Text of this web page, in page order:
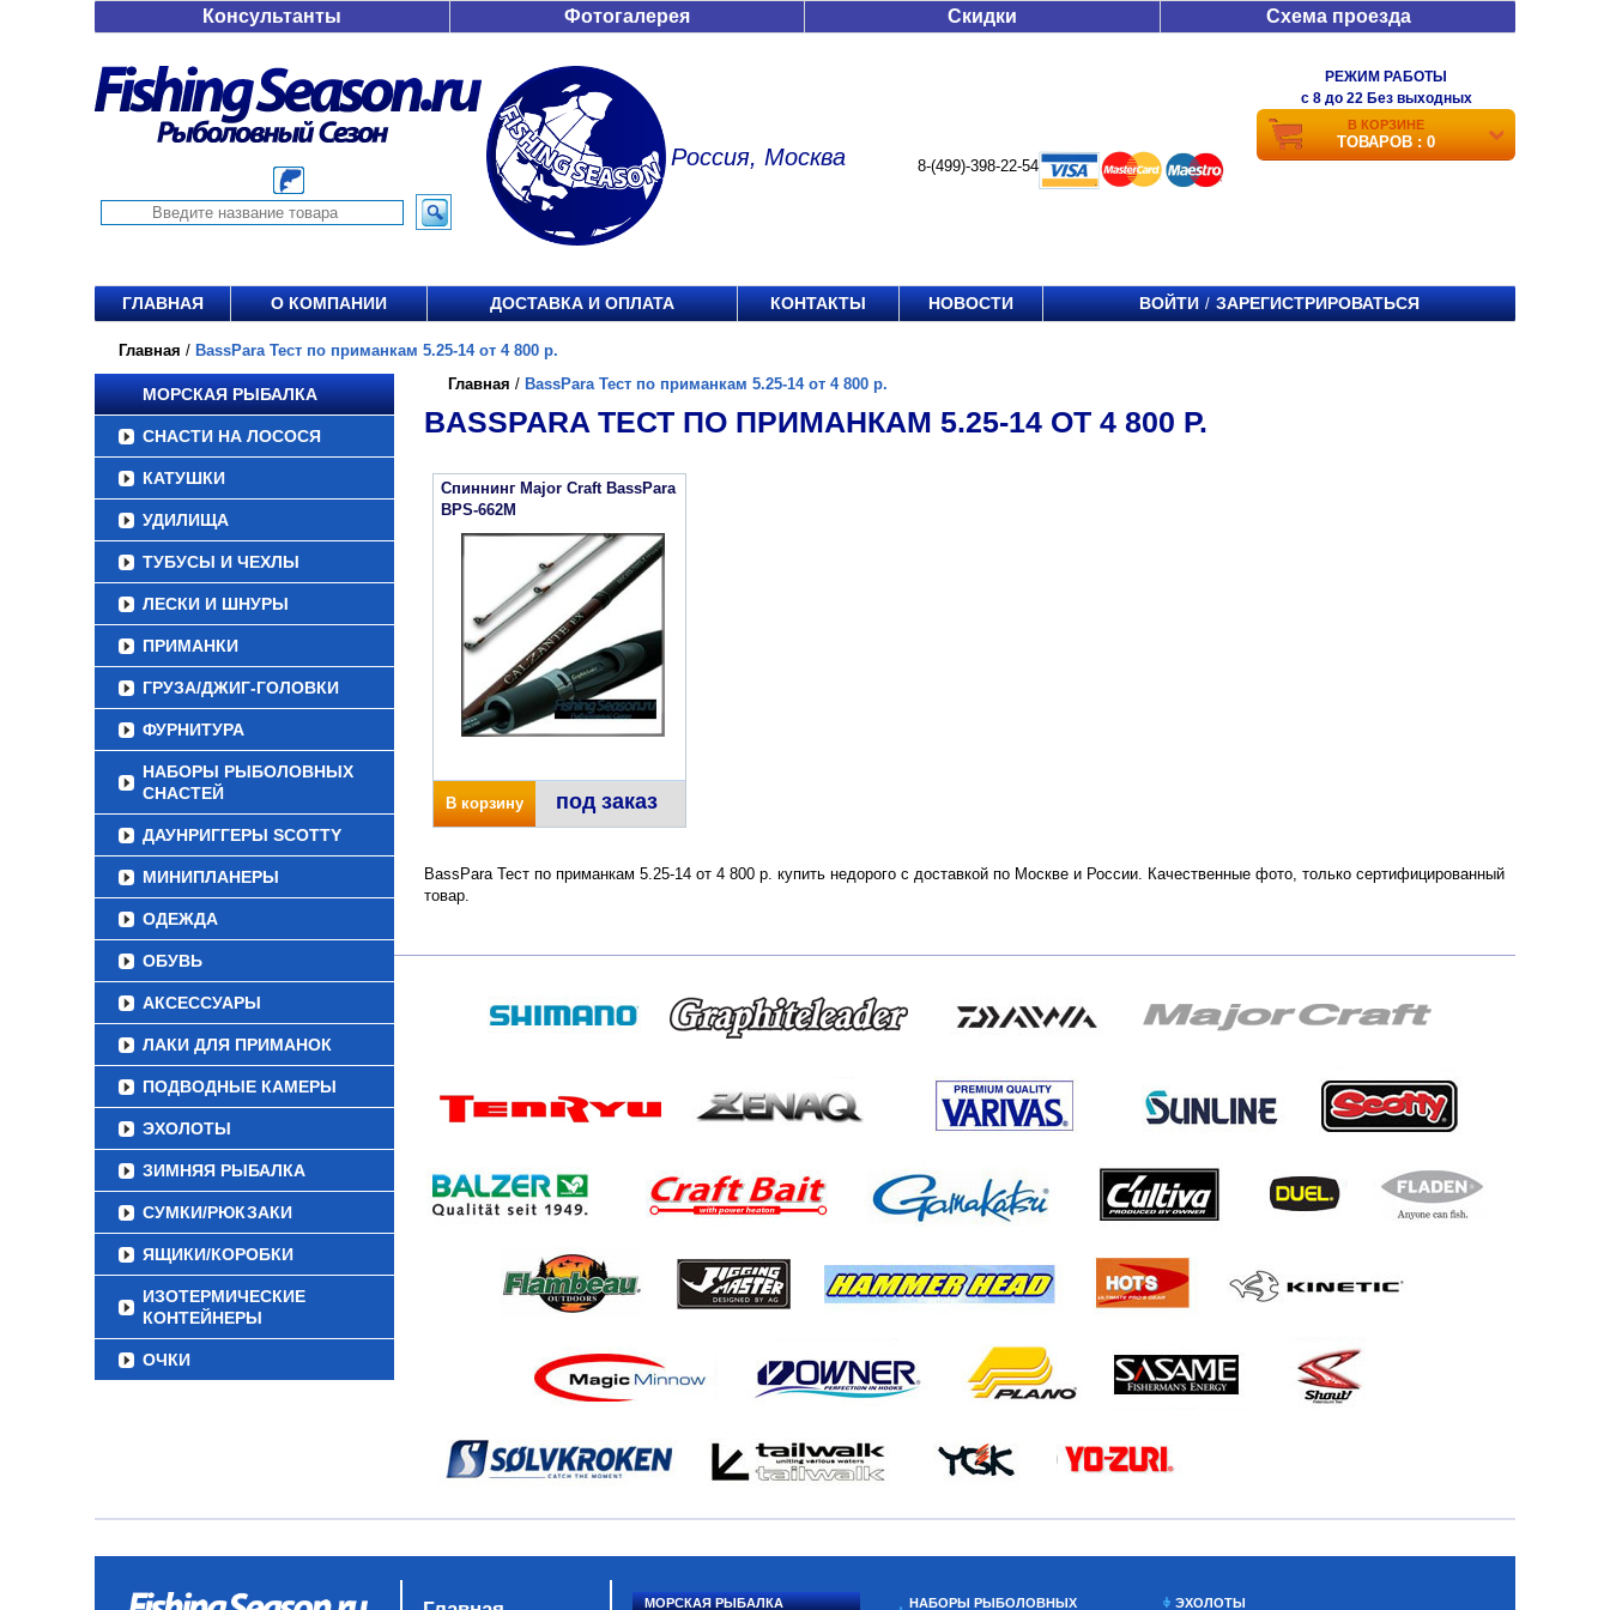
Консультанты Фотогалерея Скидки Схема проезда
Россия, Москва 8-(499)-398-22-54
РЕЖИМ РАБОТЫ
c 8 до 22 Без выходных
В КОРЗИНЕ
ТОВАРОВ : 0
ГЛАВНАЯ О КОМПАНИИ ДОСТАВКА И ОПЛАТА КОНТАКТЫ НОВОСТИ ВОЙТИ / ЗАРЕГИСТРИРОВАТЬСЯ
Главная / BassPara Тест по приманкам 5.25-14 от 4 800 р.
МОРСКАЯ РЫБАЛКА
СНАСТИ НА ЛОСОСЯ
КАТУШКИ
УДИЛИЩА
ТУБУСЫ И ЧЕХЛЫ
ЛЕСКИ И ШНУРЫ
ПРИМАНКИ
ГРУЗА/ДЖИГ-ГОЛОВКИ
ФУРНИТУРА
НАБОРЫ РЫБОЛОВНЫХ
СНАСТЕЙ
ДАУНРИГГЕРЫ SCOTTY
МИНИПЛАНЕРЫ
ОДЕЖДА
ОБУВЬ
АКСЕССУАРЫ
ЛАКИ ДЛЯ ПРИМАНОК
ПОДВОДНЫЕ КАМЕРЫ
ЭХОЛОТЫ
ЗИМНЯЯ РЫБАЛКА
СУМКИ/РЮКЗАКИ
ЯЩИКИ/КОРОБКИ
ИЗОТЕРМИЧЕСКИЕ
КОНТЕЙНЕРЫ
ОЧКИ
Главная / BassPara Тест по приманкам 5.25-14 от 4 800 р.
BASSPARA ТЕСТ ПО ПРИМАНКАМ 5.25-14 ОТ 4 800 Р.
Спиннинг Major Craft BassPara
BPS-662M
В корзину под заказ
BassPara Тест по приманкам 5.25-14 от 4 800 р. купить недорого с доставкой по Москве и России. Качественные фото, только сертифицированный
товар.
МОРСКАЯ РЫБАЛКА НАБОРЫ РЫБОЛОВНЫХ ЭХОЛОТЫ